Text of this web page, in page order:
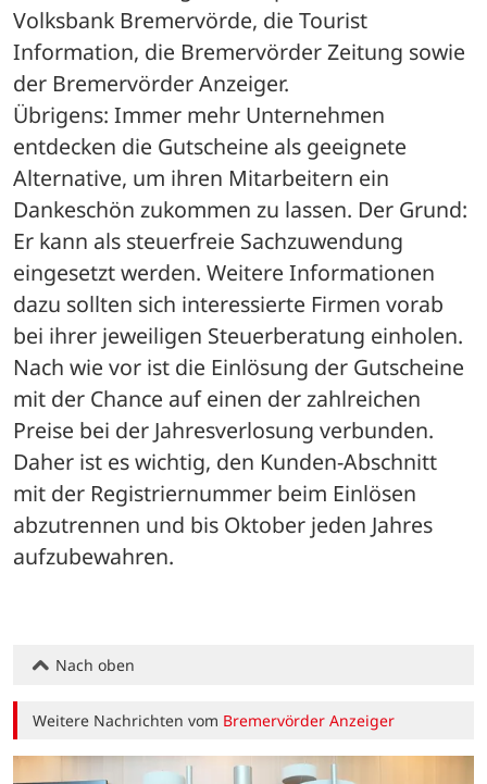
Volksbank Bremervörde, die Tourist
Information, die Bremervörder Zeitung sowie
der Bremervörder Anzeiger.
Übrigens: Immer mehr Unternehmen
entdecken die Gutscheine als geeignete
Alternative, um ihren Mitarbeitern ein
Dankeschön zukommen zu lassen. Der Grund:
Er kann als steuerfreie Sachzuwendung
eingesetzt werden. Weitere Informationen
dazu sollten sich interessierte Firmen vorab
bei ihrer jeweiligen Steuerberatung einholen.
Nach wie vor ist die Einlösung der Gutscheine
mit der Chance auf einen der zahlreichen
Preise bei der Jahresverlosung verbunden.
Daher ist es wichtig, den Kunden-Abschnitt
mit der Registriernummer beim Einlösen
abzutrennen und bis Oktober jeden Jahres
aufzubewahren.
Nach oben
Weitere Nachrichten vom Bremervörder Anzeiger